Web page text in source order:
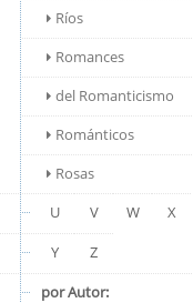
Ríos
Romances
del Romanticismo
Románticos
Rosas
U
V W
X
Y
Z
por Autor: